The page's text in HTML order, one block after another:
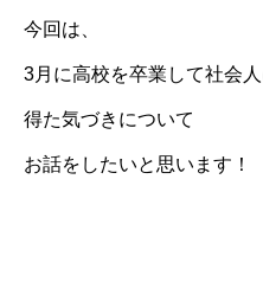
今回は、
3月に高校を卒業して社会
得た気づきについて
お話をしたいと思います！